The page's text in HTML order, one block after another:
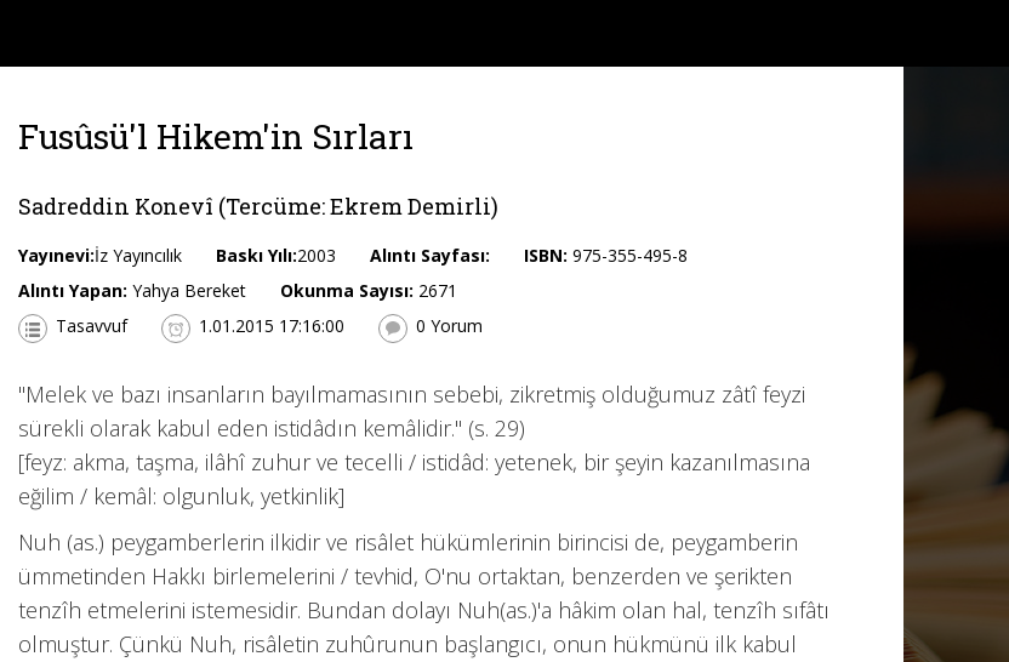
Fusûsü'l Hikem'in Sırları
Sadreddin Konevî (Tercüme: Ekrem Demirli)
Yayınevi:İz Yayıncılık Baskı Yılı:2003 Alıntı Sayfası: ISBN: 975-355-495-8
Alıntı Yapan: Yahya Bereket Okunma Sayısı: 2671
Tasavvuf
1.01.2015 17:16:00 0 Yorum
"Melek ve bazı insanların bayılmamasının sebebi, zikretmiş olduğumuz zâtî feyzi
sürekli olarak kabul eden istidâdın kemâlidir." (s. 29)
[feyz: akma, taşma, ilâhî zuhur ve tecelli / istidâd: yetenek, bir şeyin kazanılmasına
eğilim / kemâl: olgunluk, yetkinlik]
Nuh (as.) peygamberlerin ilkidir ve risâlet hükümlerinin birincisi de, peygamberin
ümmetinden Hakkı birlemelerini / tevhid, O'nu ortaktan, benzerden ve şerikten
tenzîh etmelerini istemesidir. Bundan dolayı Nuh(as.)'a hâkim olan hal, tenzîh sıfâtı
olmuştur. Çünkü Nuh, risâletin zuhûrunun başlangıcı, onun hükmünü ilk kabul